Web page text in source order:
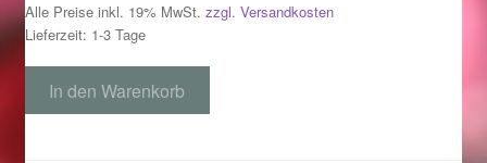
Liefer- und Versandkosten
Magisches und Festliches zu Halloween
Alle Preise inkl. 19% MwSt. zzgl. Versandkosten
Lieferzeit: 1-3 Tage
Anhänger
333
In den Warenkorb